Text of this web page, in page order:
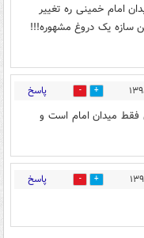
امام خمینی ره تغییر
سازه یک دروغ مشهوره!!!
10 پاسخ
میدان امام است و
9 پاسخ